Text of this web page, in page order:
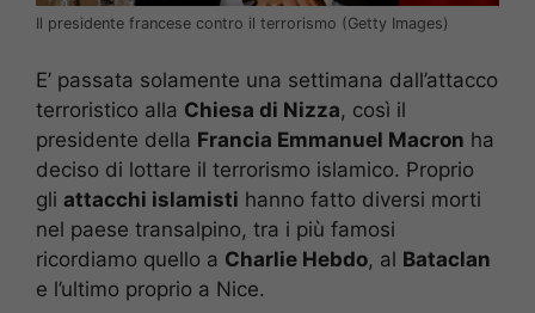
Il presidente francese contro il terrorismo (Getty Images)
E’ passata solamente una settimana dall’attacco
terroristico alla Chiesa di Nizza, così il
presidente della Francia Emmanuel Macron ha
deciso di lottare il terrorismo islamico. Proprio
gli attacchi islamisti hanno fatto diversi morti
nel paese transalpino, tra i più famosi
ricordiamo quello a Charlie Hebdo, al Bataclan
e l’ultimo proprio a Nice.